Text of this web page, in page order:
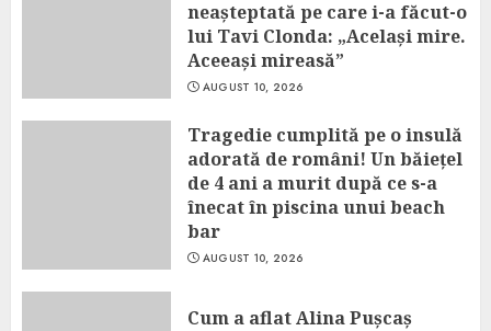
neașteptată pe care i-a făcut-o
lui Tavi Clonda: „Același mire.
Aceeași mireasă”
AUGUST 10, 2026
Tragedie cumplită pe o insulă
adorată de români! Un băiețel
de 4 ani a murit după ce s-a
înecat în piscina unui beach
bar
AUGUST 10, 2026
Cum a aflat Alina Pușcaș